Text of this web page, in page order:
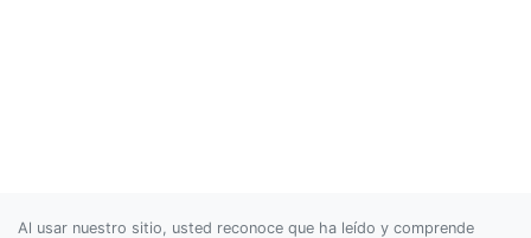
Al usar nuestro sitio, usted reconoce que ha leído y comprende